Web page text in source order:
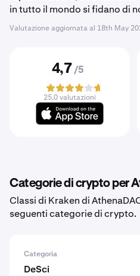
in tutto il mondo si fidano di
Valutazione aggiornata al 18th May
4,7 /5
25,0 valutazioni
Categorie di crypto per
Classi di Kraken di
seguenti categorie di crypto.
Categoria
DeSci